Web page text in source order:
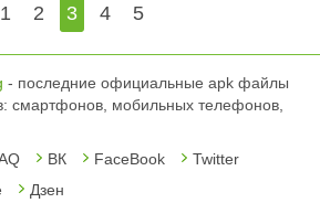
1 2 3 4 5
- последние официальные apk файлы
смартфонов, мобильных телефонов,
ВК FaceBook
Twitter
Дзен